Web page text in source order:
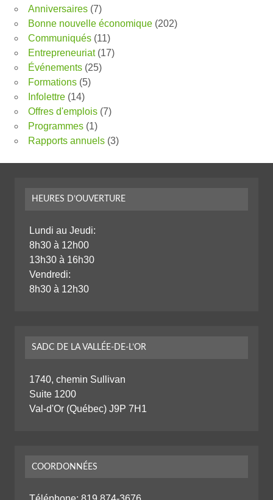
Anniversaires (7)
Bonne nouvelle économique (202)
Communiqués (11)
Entrepreneuriat(17)
Événements (25)
Formations (5)
Infolettre (14)
Offres d'emplois (7)
Programmes (1)
Rapports annuels (3)
HEURES D’OUVERTURE
Lundi au Jeudi:
8h30 à 12h00
13h30 à 16h30
Vendredi:
8h30 à 12h30
SADC DE LA VALLÉE-DE-L’OR
1740, chemin Sullivan
Suite 1200
Val-d'Or (Québec) J9P 7H1
COORDONNÉES